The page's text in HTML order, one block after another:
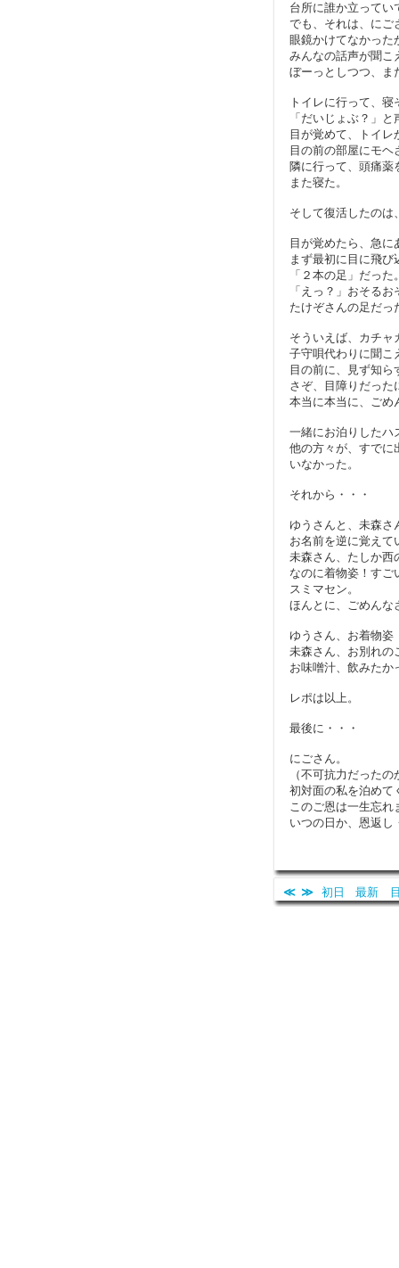
台所に誰か立ってい
でも、それは、にご
眼鏡かけてなかった
みんなの話声が聞こ
ぼーっとしつつ、ま
トイレに行って、寝
「だいじょぶ？」
目が覚めて、トイレ
目の前の部屋にモ
隣に行って、頭痛薬
また寝た。
そして復活したのは
目が覚めたら、急
まず最初に目に飛び
「２本の足」だった
「えっ？」おそる
たけぞさんの足だっ
そういえば、カチャ
子守唄代わりに聞こ
目の前に、見ず知
さぞ、目障りだった
本当に本当に、ごめ
一緒にお泊りしたハ
他の方々が、すでに
いなかった。
それから・・・
ゆうさんと、未森さ
お名前を逆に覚えて
未森さん、たしか西
なのに着物姿！すご
スミマセン。
ほんとに、ごめんな
ゆうさん、お着物姿
未森さん、お別れの
お味噌汁、飲みたか
レポは以上。
最後に・・・
にごさん。
（不可抗力だった
初対面の私を泊めて
このご恩は一生忘れ
いつの日か、恩返し
≪ ≫ 初日 最新